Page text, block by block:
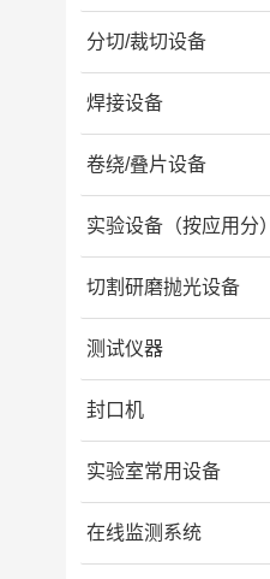
分切/裁切设备
焊接设备
卷绕/叠片设备
实验设备（按应用分）
切割研磨抛光设备
测试仪器
封口机
实验室常用设备
在线监测系统